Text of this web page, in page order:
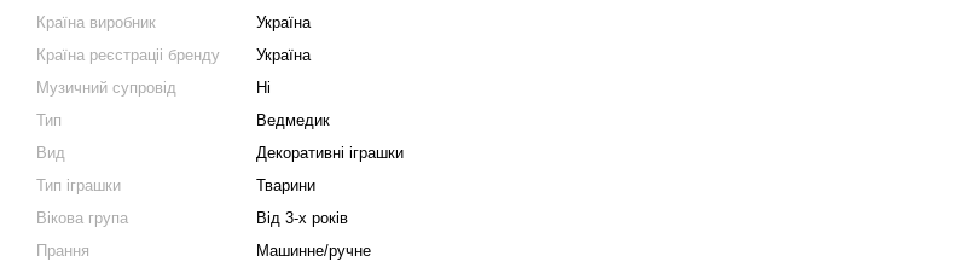
Країна виробник
Україна
Країна реєстраціі бренду
Україна
Музичний супровід
Ні
Тип
Ведмедик
Вид
Декоративні іграшки
Тип іграшки
Тварини
Вікова група
Від 3-х років
Прання
Машинне/ручне